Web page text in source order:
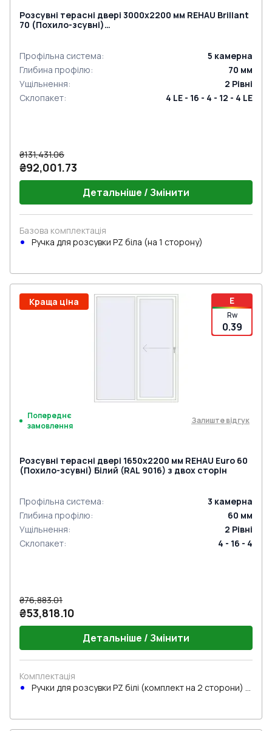
Розсувні терасні двері 3000x2200 мм REHAU Brillant
70 (Похило-зсувні)
Профільна система: 5 камерна
Глибина профілю: 70 мм
Ущільнення: 2 Рівні
Склопакет: 4 LE - 16 - 4 - 12 - 4 LE
₴131,431.06
₴92,001.73
Детальніше / Змінити
Базова комплектація
Ручкa для розсувки PZ біла (на 1 сторону)
E
Rw
0.39
Краща ціна
Попереднє
замовлення
Залиште відгук
Розсувні терасні двері 1650x2200 мм REHAU Euro 60
(Похило-зсувні) Білий (RAL 9016) з двох сторін
Профільна система: 3 камерна
Глибина профілю: 60 мм
Ущільнення: 2 Рівні
Склопакет: 4 - 16 - 4
₴76,883.01
₴53,818.10
Детальніше / Змінити
Комплектація
Ручки для розсувки PZ білі (комплект на 2 сторони) з